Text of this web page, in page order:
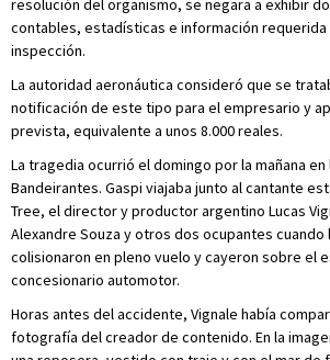
resolución del organismo, se negara a exhibir
contables, estadísticas e información requerida
inspección.
La autoridad aeronáutica consideró que se
notificación de este tipo para el empresario y
prevista, equivalente a unos 8.000 reales.
La tragedia ocurrió el domingo por la mañana
Bandeirantes. Gaspi viajaba junto al cantante
Tree, el director y productor argentino Lucas
Alexandre Souza y otros dos ocupantes cuando
colisionaron en pleno vuelo y cayeron sobre el
concesionario automotor.
Horas antes del accidente, Vignale había
fotografía del creador de contenido. En la